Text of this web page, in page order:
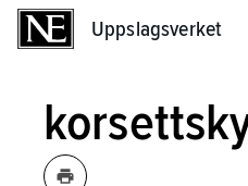
Uppslagsverket